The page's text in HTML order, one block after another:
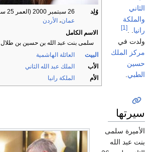
وُلِد 26 سبتمبر 2000
(العمر 25 سنة)
عمان، الأردن
الاسم الكامل
سلمى بنت عبد الله بن حسين بن طلال
البيت
العائلة الهاشمية
الأب
الملك عبد الله الثاني
الأم
الملكة رانيا
الثاني
والملكة
رانيا
[1]
ولدت في
مركز الملك
حسين
الطبي
سيرتها
الأميرة سلمى
بنت عبد الله